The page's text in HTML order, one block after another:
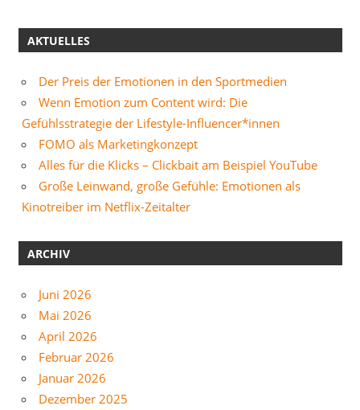
AKTUELLES
Der Preis der Emotionen in den Sportmedien
Wenn Emotion zum Content wird: Die
Gefühlsstrategie der Lifestyle-Influencer*innen
FOMO als Marketingkonzept
Alles für die Klicks – Clickbait am Beispiel YouTube
Große Leinwand, große Gefühle: Emotionen als
Kinotreiber im Netflix-Zeitalter
ARCHIV
Juni 2026
Mai 2026
April 2026
Februar 2026
Januar 2026
Dezember 2025